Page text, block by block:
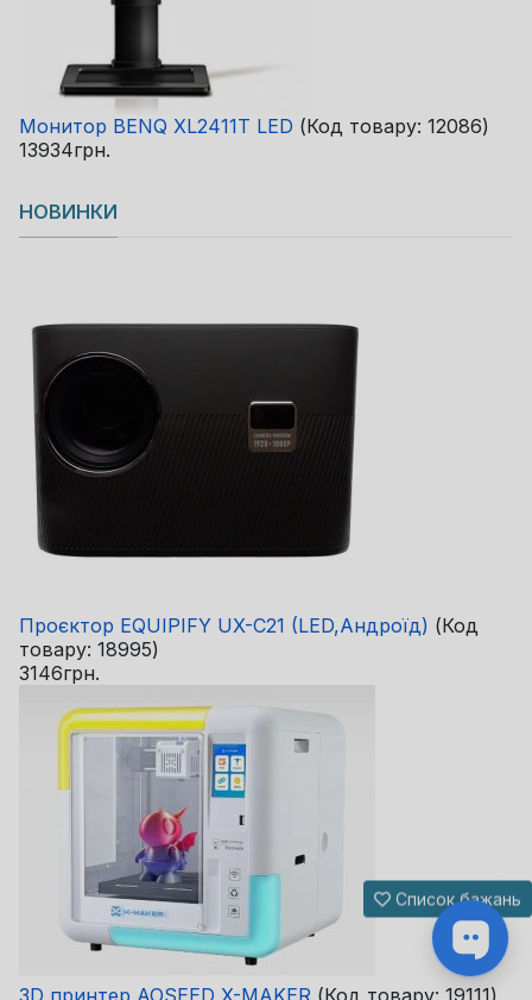
Монитор BENQ XL2411T LED (Код товару: 12086)
13934грн.
НОВИНКИ
Проєктор EQUIPIFY UX-C21 (LED,Андроїд) (Код
товару: 18995)
3146грн.
3D принтер AOSEED X-MAKER (Код товару: 19111)
Список бажань